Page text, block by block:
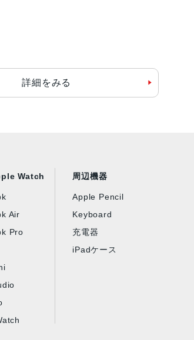
詳細をみる
Watch
Air
Pro
周辺機器
Apple Pencil
Keyboard
充電器
iPadケース